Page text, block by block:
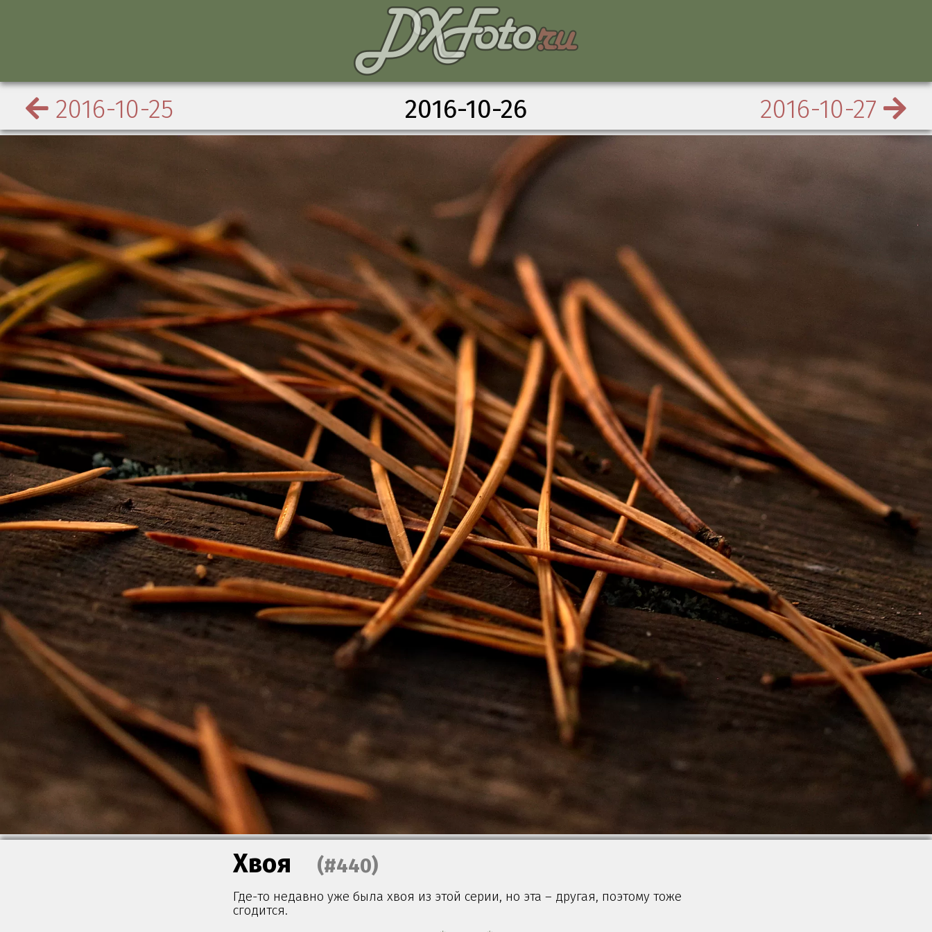
2016-10-25 2016-10-26 2016-10-27
Хвоя (#440)
Где-то недавно уже была хвоя из этой серии, но эта – другая, поэтому тоже
сгодится.